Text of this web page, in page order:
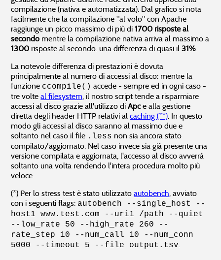
compilazione (nativa e automatizzata). Dal grafico si nota
facilmente che la compilazione "al volo" con Apache
raggiunge un picco massimo di più di1700 risposte al
secondo mentre la compilazione nativa arriva al massimo a
1300 risposte al secondo: una differenza di quasi il31%.
La notevole differenza di prestazioni è dovuta
principalmente al numero di accessi al disco: mentre la
funzione ccompile() accede - sempre ed in ogni caso -
tre volteal filesystem , il nostro script tende a risparmiare
accessi al disco grazie all'utilizzo diApce alla gestione
diretta degli header HTTP relativi alcaching (**) . In questo
modo gli accessi al disco saranno al massimo due e
soltanto nel caso il file .less non sia ancora stato
compilato/aggiornato. Nel caso invece sia già presente una
versione compilata e aggiornata, l'accesso al disco avverrà
soltanto una volta rendendo l'intera procedura molto più
veloce.
(*) Per lo stress test è stato utilizzatoautobench, avviato
con i seguenti flags: autobench --single_host --
host1 www.test.com --uri1 /path --quiet
--low_rate 50 --high_rate 260 --
rate_step 10 --num_call 10 --num_conn
5000 --timeout 5 --file output.tsv.